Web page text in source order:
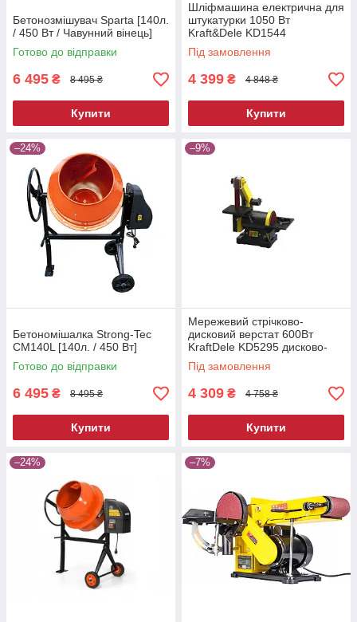
Бетонозмішувач Sparta [140л.
/ 450 Вт / Чавунний вінець]
Готово до відправки
6 495 ₴ 8 495 ₴
Купити
Шліфмашина електрична для
штукатурки 1050 Вт
Kraft&Dele KD1544
шліфувальний верстат для
гіпсу
Під замовлення
4 399 ₴ 4 848 ₴
Купити
–24%
Бетономішалка Strong-Tec
CM140L [140л. / 450 Вт]
Готово до відправки
6 495 ₴ 8 495 ₴
Купити
–9%
Мережевий стрічково-
дисковий верстат 600Вт
KraftDele KD5295 дисково-
стрічковий шліфувальний
верстат
Під замовлення
4 309 ₴ 4 758 ₴
Купити
–24% –7%